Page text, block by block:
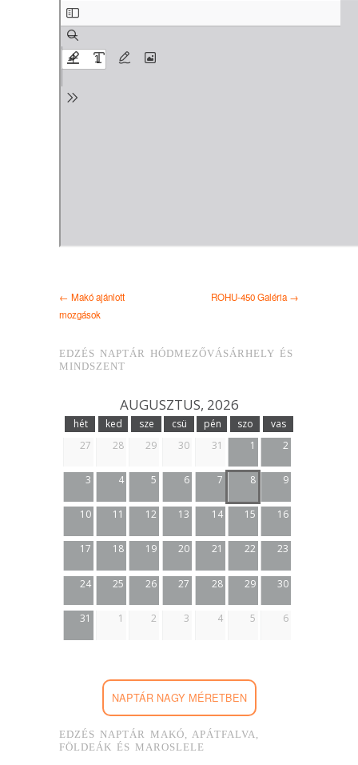
← Makó ajánlott
mozgások
ROHU-450 Galéria →
EDZÉS NAPTÁR HÓDMEZŐVÁSÁRHELY ÉS
MINDSZENT
AUGUSZTUS, 2026
hét ked sze csü pén szo
vas
27
28 29 30 31 1 2
3 4 5 6 7 8 9
10 11 12 13 14 15 16
17 18 19 20 21 22 23
24 25 26 27 28 29 30
31 1 2 3 4 5 6
NAPTÁR NAGY MÉRETBEN
EDZÉS NAPTÁR MAKÓ, APÁTFALVA,
FÖLDEÁK ÉS MAROSLELE